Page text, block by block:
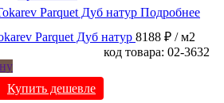
Подробнее
Parquet Дуб натур 8188 ₽ / м2
код товара: 02-3632
Купить дешевле